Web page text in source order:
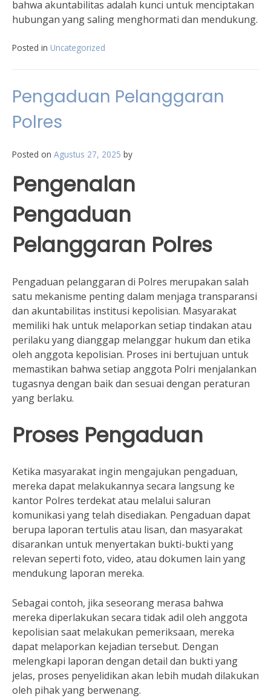
bahwa akuntabilitas adalah kunci untuk menciptakan
hubungan yang saling menghormati dan mendukung.
Posted in Uncategorized
Pengaduan Pelanggaran
Polres
Posted on Agustus 27, 2025 by
Pengenalan
Pengaduan
Pelanggaran Polres
Pengaduan pelanggaran di Polres merupakan salah
satu mekanisme penting dalam menjaga transparansi
dan akuntabilitas institusi kepolisian. Masyarakat
memiliki hak untuk melaporkan setiap tindakan atau
perilaku yang dianggap melanggar hukum dan etika
oleh anggota kepolisian. Proses ini bertujuan untuk
memastikan bahwa setiap anggota Polri menjalankan
tugasnya dengan baik dan sesuai dengan peraturan
yang berlaku.
Proses Pengaduan
Ketika masyarakat ingin mengajukan pengaduan,
mereka dapat melakukannya secara langsung ke
kantor Polres terdekat atau melalui saluran
komunikasi yang telah disediakan. Pengaduan dapat
berupa laporan tertulis atau lisan, dan masyarakat
disarankan untuk menyertakan bukti-bukti yang
relevan seperti foto, video, atau dokumen lain yang
mendukung laporan mereka.
Sebagai contoh, jika seseorang merasa bahwa
mereka diperlakukan secara tidak adil oleh anggota
kepolisian saat melakukan pemeriksaan, mereka
dapat melaporkan kejadian tersebut. Dengan
melengkapi laporan dengan detail dan bukti yang
jelas, proses penyelidikan akan lebih mudah dilakukan
oleh pihak yang berwenang.